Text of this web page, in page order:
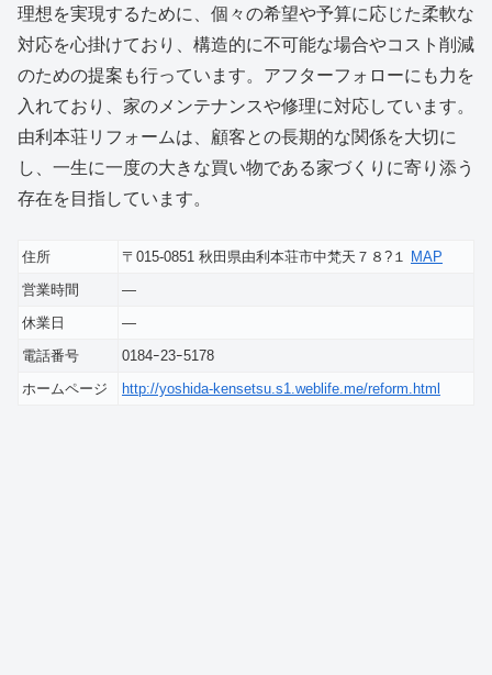
理想を実現するために、個々の希望や予算に応じた柔軟な
対応を心掛けており、構造的に不可能な場合やコスト削減
のための提案も行っています。アフターフォローにも力を
入れており、家のメンテナンスや修理に対応しています。
由利本荘リフォームは、顧客との長期的な関係を大切に
し、一生に一度の大きな買い物である家づくりに寄り添う
存在を目指しています。
住所 〒015-0851 秋田県由利本荘市中梵天７８?１
MAP
営業時間
―
休業日
―
電話番号
0184ｰ23ｰ5178
ホームページ
http://yoshida-kensetsu.s1.weblife.me/reform.html